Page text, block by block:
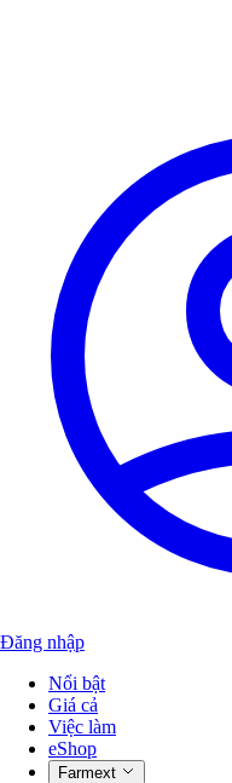
Đăng nhập
Nổi bật
Giá cả
Việc làm
eShop
Farmext